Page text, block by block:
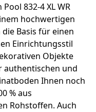
832-4 XL WR
hochwertigen
Basis für einen
Einrichtungsstil
Objekte
authentischen und
Ihnen noch
% aus
Rohstoffen. Auch